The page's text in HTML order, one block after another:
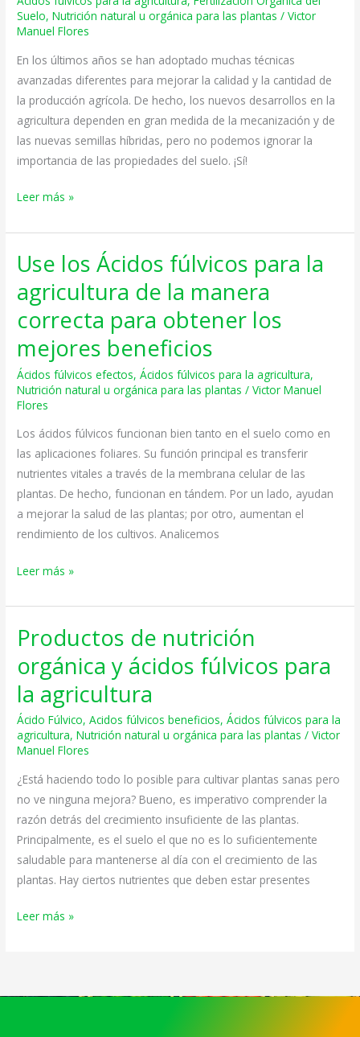
Suelo,Nutrición natural u orgánica para las plantas /Victor
Manuel Flores
En los últimos años se han adoptado muchas técnicas
avanzadas diferentes para mejorar la calidad y la cantidad de
la producción agrícola. De hecho, los nuevos desarrollos en la
agricultura dependen en gran medida de la mecanización y de
las nuevas semillas híbridas, pero no podemos ignorar la
importancia de las propiedades del suelo. ¡Sí!
el
Ácido
para
el
Crecimiento
de
las
Plantas
Leer más »
Use los Ácidos fúlvicos para la
agricultura de la manera
correcta para obtener los
mejores beneficios
Ácidos fúlvicos efectos,Ácidos fúlvicos para la agricultura,
Nutrición natural u orgánica para las plantas /Victor Manuel
Flores
Los ácidos fúlvicos funcionan bien tanto en el suelo como en
las aplicaciones foliares. Su función principal es transferir
nutrientes vitales a través de la membrana celular de las
plantas. De hecho, funcionan en tándem. Por un lado, ayudan
a mejorar la salud de las plantas; por otro, aumentan el
rendimiento de los cultivos. Analicemos
Use
Ácidos
fúlvicos
la
agricultura
de
manera
correcta
para
obtener
los
mejores
Leer más »
Productos de nutrición
orgánica y ácidos fúlvicos para
la agricultura
Ácido Fúlvico,Acidos fúlvicos beneficios,Ácidos fúlvicos para la
agricultura,Nutrición natural u orgánica para las plantas /Victor
Manuel Flores
¿Está haciendo todo lo posible para cultivar plantas sanas pero
no ve ninguna mejora? Bueno, es imperativo comprender la
razón detrás del crecimiento insuficiente de las plantas.
Principalmente, es el suelo el que no es lo suficientemente
saludable para mantenerse al día con el crecimiento de las
plantas. Hay ciertos nutrientes que deben estar presentes
Productos
nutrición
orgánica
y
ácidos
fúlvicos
para
agricultura
Leer más »